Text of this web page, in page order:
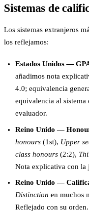
Sistemas de
Los sistemas extranjeros
los reflejamos:
Estados Unidos —
añadimos nota
4.0; equivalencia
equivalencia al
evaluador.
Reino Unido —
honours(1st), Upper
class honours(2:2),
Nota explicativa con la
Reino Unido —
Distinction en muchos
Reflejado con su orden.